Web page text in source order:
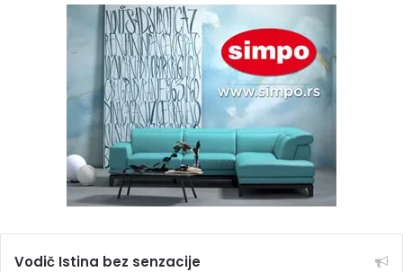
Vodič Istina bez senzacije